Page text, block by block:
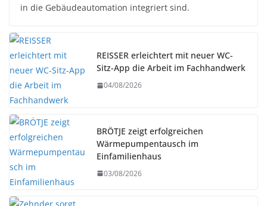
in die Gebäudeautomation integriert sind.
REISSER erleichtert mit neuer WC-
Sitz-App die Arbeit im Fachhandwerk
04/08/2026
BRÖTJE zeigt erfolgreichen
Wärmepumpentausch im
Einfamilienhaus
03/08/2026